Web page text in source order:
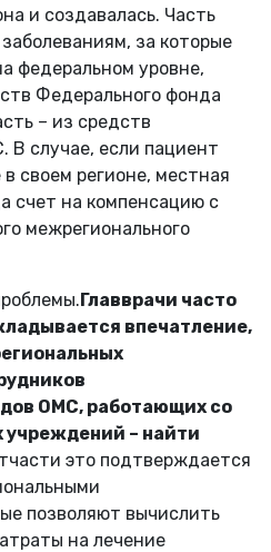
и создавалась. Часть
за которые
федеральном уровне,
Федерального фонда
– из средств
случае, если пациент
своем регионе, местная
счет на компенсацию с
межрегионального
Главврачи часто
впечатление,
ОМС, работающих со
– найти
это подтверждается
позволяют вычислить
на лечение